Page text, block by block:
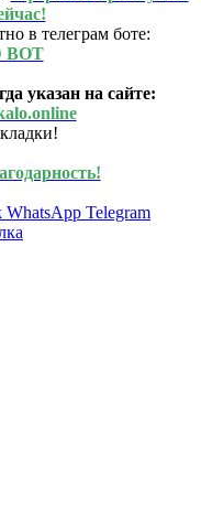
в телеграм боте:
BOT
указан на сайте:
WhatsApp Telegram